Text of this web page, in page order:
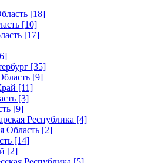
[18]
[10]
[17]
[35]
[9]
[11]
[3]
[9]
Республика [4]
Область [2]
[14]
[2]